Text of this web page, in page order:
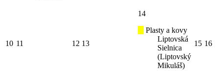
10 11 12 13
14
Plasty a kovy
Liptovská
Sielnica
(Liptovský
Mikuláš)
15 16